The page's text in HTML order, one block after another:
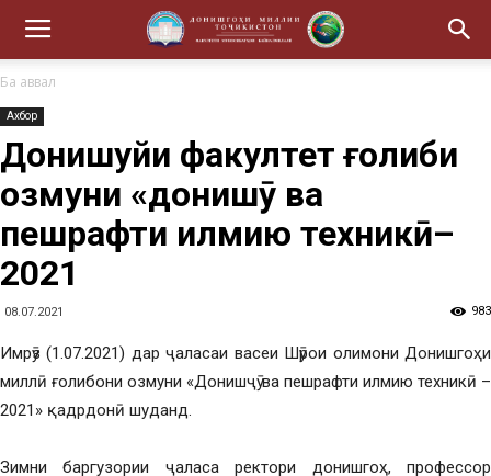
Ба аввал
Ахбор
Донишҷуйи факултет ғолиби
озмуни «донишҷӯ ва
пешрафти илмию техникӣ–
2021
08.07.2021 983
Имрӯз (1.07.2021) дар ҷаласаи васеи Шӯрои олимони Донишгоҳи
миллӣ ғолибони озмуни «Донишҷӯ ва пешрафти илмию техникӣ –
2021» қадрдонӣ шуданд.
Зимни баргузории ҷаласа ректори донишгоҳ, профессор